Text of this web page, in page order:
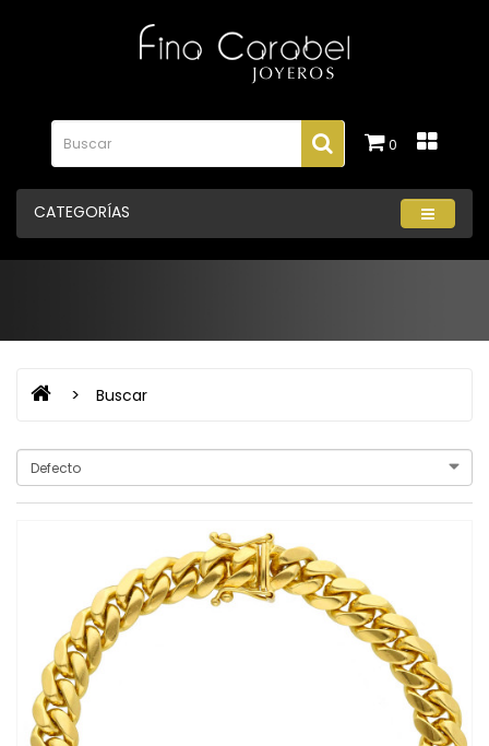
0
CATEGORÍAS
Buscar